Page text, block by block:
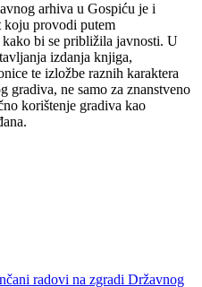
arhiva u Gospiću je i
koju provodi putem
bi se približila javnosti. U
izdanja knjiga,
te izložbe raznih karaktera
gradiva, ne samo za znanstveno
korištenje gradiva kao